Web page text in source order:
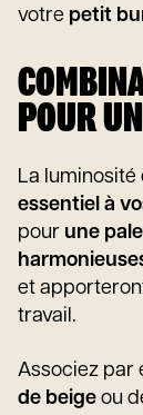
votre petit
POUR
La luminosité
essentiel à
pour une
et
travail.
Associez par
de beige ou